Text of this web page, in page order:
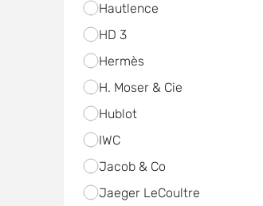
Hautlence
HD 3
Hermès
H. Moser & Cie
Hublot
IWC
Jacob & Co
Jaeger LeCoultre